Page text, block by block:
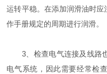
运转平稳。在添加润滑油时
作手册规定的周期进行润滑。
3、检查电气连接及线路
电气系统，因此需要经常检